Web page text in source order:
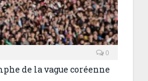
0
de la vague coréenne